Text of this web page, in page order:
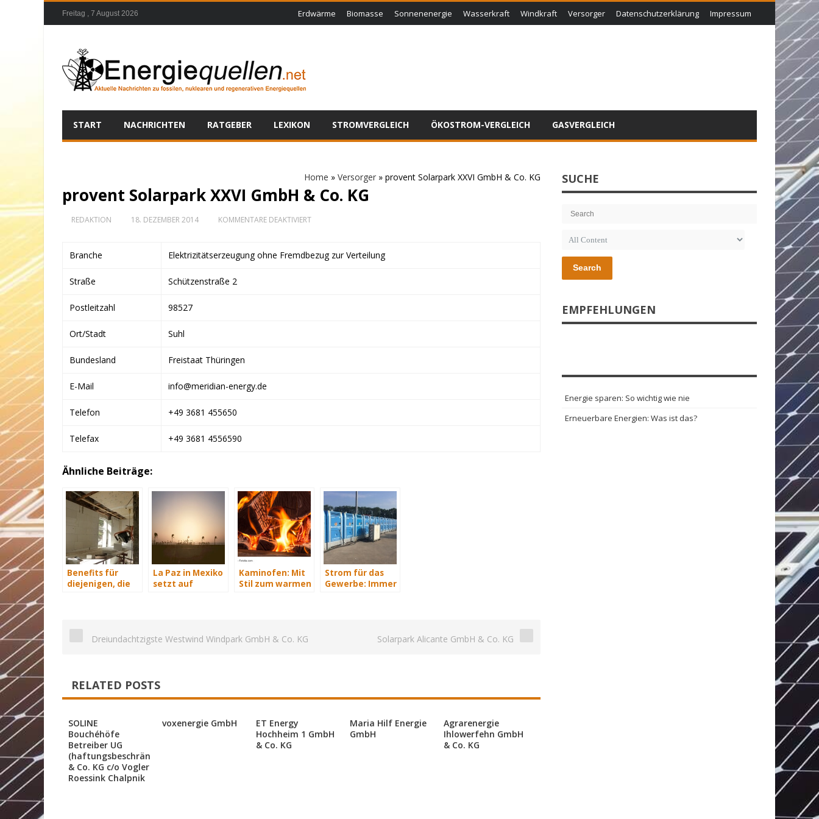
Freitag , 7 August 2026 Erdwärme Biomasse Sonnenenergie Wasserkraft Windkraft Versorger Datenschutzerklärung Impressum
START NACHRICHTEN RATGEBER LEXIKON STROMVERGLEICH ÖKOSTROM-VERGLEICH GASVERGLEICH
Home » Versorger » provent Solarpark XXVI GmbH & Co. KG
provent Solarpark XXVI GmbH & Co. KG
REDAKTION 18. DEZEMBER 2014 KOMMENTARE DEAKTIVIERTFÜR
GMBH
Branche Elektrizitätserzeugung ohne Fremdbezug zur Verteilung
Straße Schützenstraße 2
Postleitzahl 98527
Ort/Stadt Suhl
Bundesland Freistaat Thüringen
E-Mail info@meridian-energy.de
Telefon +49 3681 455650
Telefax +49 3681 4556590
Ähnliche Beiträge:
Benefits für
diejenigen, die
La Paz in Mexiko
setzt auf
Kaminofen: Mit
Stil zum warmen
Strom für das
Gewerbe: Immer
Dreiundachtzigste Westwind Windpark GmbH & Co. KG Solarpark Alicante GmbH & Co. KG
RELATED POSTS
SOLINE
Bouchéhöfe
Betreiber UG
(haftungsbeschränkt)
& Co. KG c/o Vogler
Roessink Chalpnik
voxenergie GmbH
ET Energy
Hochheim 1 GmbH
& Co. KG
Maria Hilf Energie
GmbH
Agrarenergie
Ihlowerfehn GmbH
& Co. KG
SUCHE
Search
EMPFEHLUNGEN
Energie sparen: So wichtig wie nie
Erneuerbare Energien: Was ist das?